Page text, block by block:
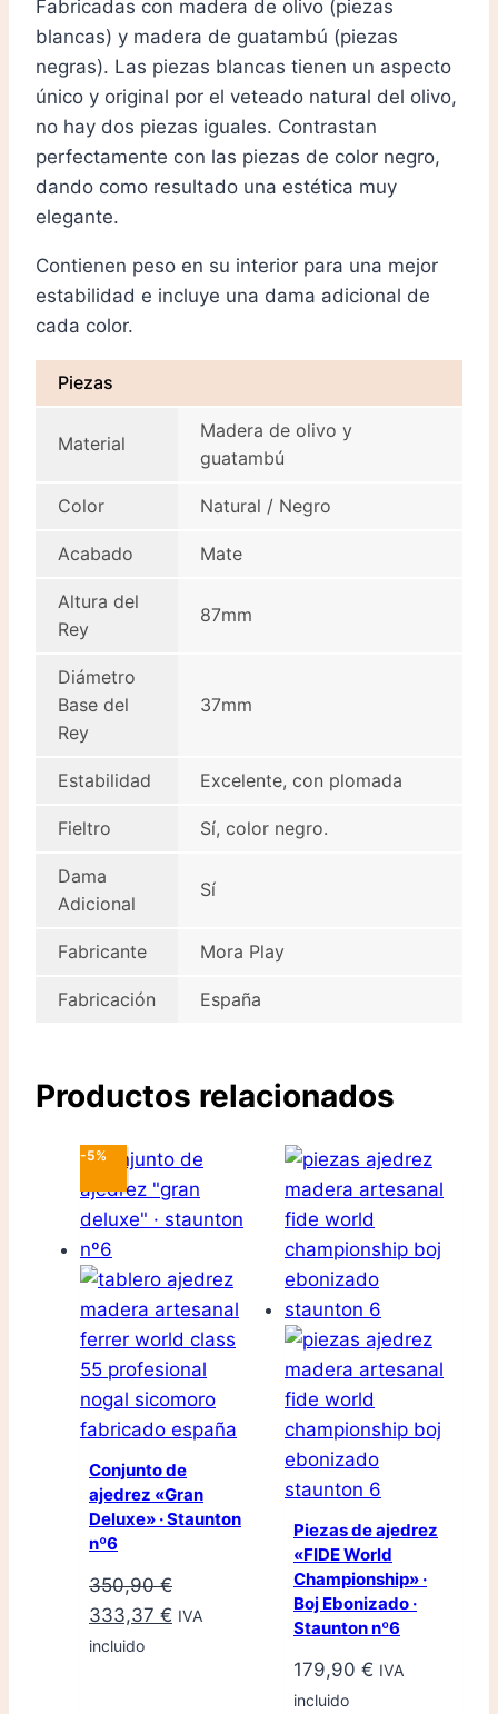
Fabricadas con madera de olivo (piezas
blancas) y madera de guatambú (piezas
negras). Las piezas blancas tienen un aspecto
único y original por el veteado natural del olivo,
no hay dos piezas iguales. Contrastan
perfectamente con las piezas de color negro,
dando como resultado una estética muy
elegante.
Contienen peso en su interior para una mejor
estabilidad e incluye una dama adicional de
cada color.
Piezas
Material
Madera de olivo y
guatambú
Color Natural / Negro
Acabado Mate
Altura del
Rey
87mm
Diámetro
Base del
Rey
37mm
Estabilidad Excelente, con plomada
Fieltro Sí, color negro.
Dama
Adicional
Sí
Fabricante Mora Play
Fabricación España
Productos relacionados
-5%
Conjunto de
ajedrez «Gran
Deluxe» · Staunton
nº6
350,90€
El
precio
333,37 € El
IVA
incluido
Piezas de ajedrez
«FIDE World
Championship» ·
Boj Ebonizado ·
Staunton nº6
179,90 € IVA
incluido